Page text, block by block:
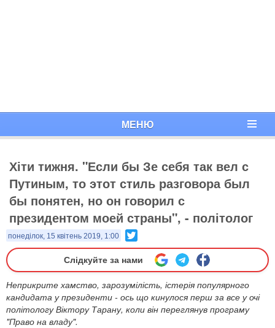
МЕНЮ
Хіти тижня. "Если бы Зе себя так вел с
Путиным, то этот стиль разговора был
бы понятен, но он говорил с
президентом моей страны", - політолог
понеділок, 15 квітень 2019, 1:00
Слідкуйте за нами
Неприкрите хамство, зарозумілість, істерія популярного
кандидата у президенти - ось що кинулося перш за все у очі
політологу Віктору Тарану, коли він переглянув програму
"Право на владу".